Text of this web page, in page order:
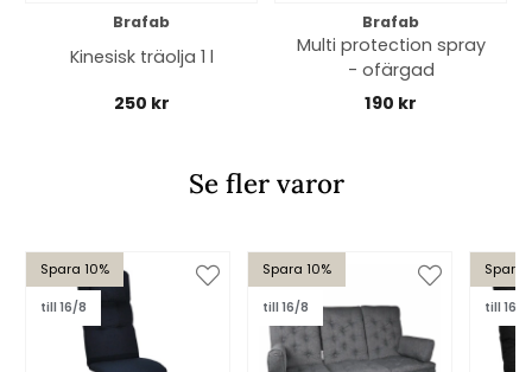
Brafab
Kinesisk träolja 1 l
250 kr
Brafab
Multi protection spray
- ofärgad
190 kr
Se fler varor
Spara 10%
till 16/8
Spara 10%
till 16/8
Spara
till 16/8